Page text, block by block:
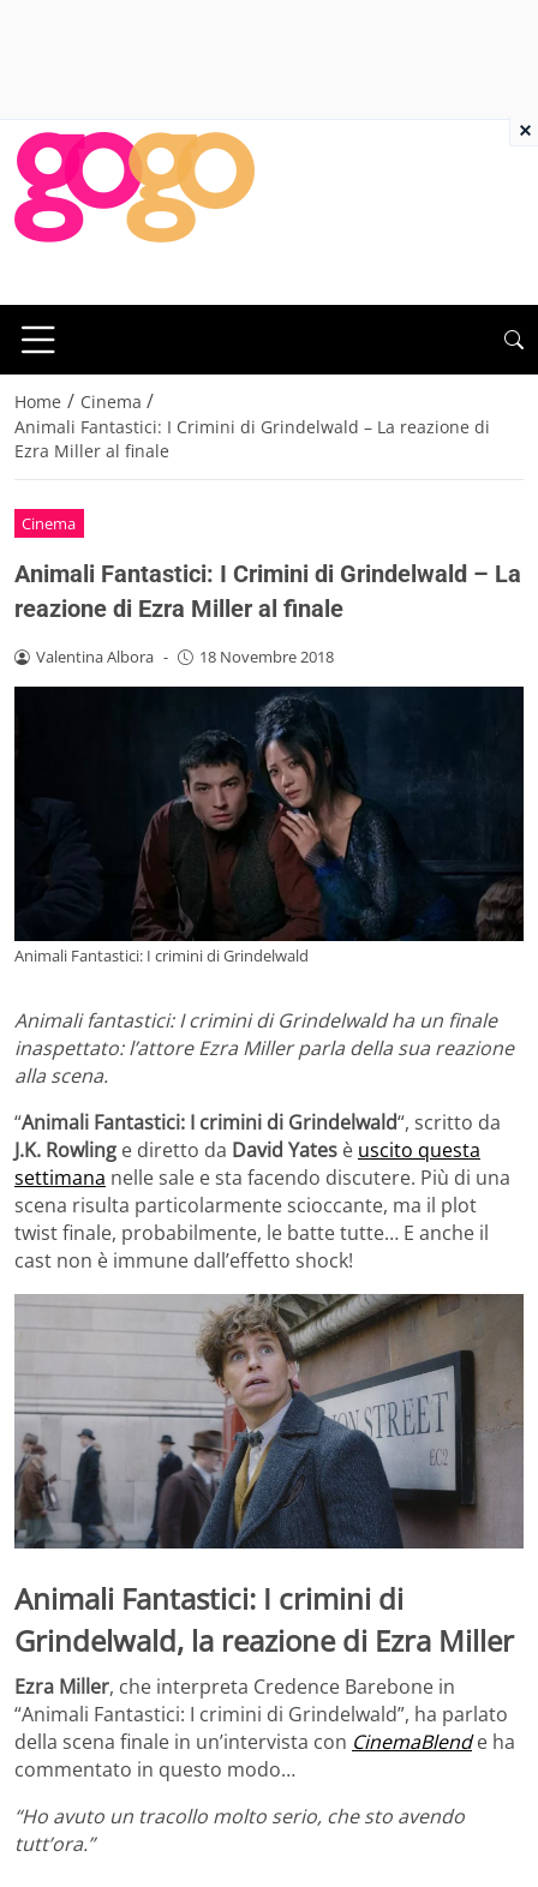
Home / Cinema /
Animali Fantastici: I Crimini di Grindelwald – La reazione di
Ezra Miller al finale
Cinema
Animali Fantastici: I Crimini di Grindelwald – La
reazione di Ezra Miller al finale
Valentina Albora - 18 Novembre 2018
Animali Fantastici: I crimini di Grindelwald
Animali fantastici: I crimini di Grindelwald ha un finale
inaspettato: l’attore Ezra Miller parla della sua reazione
alla scena.
“Animali Fantastici: I crimini di Grindelwald“, scritto da
J.K. Rowling e diretto da David Yates è uscito questa
settimana nelle sale e sta facendo discutere. Più di una
scena risulta particolarmente scioccante, ma il plot
twist finale, probabilmente, le batte tutte… E anche il
cast non è immune dall’effetto shock!
Animali Fantastici: I crimini di
Grindelwald, la reazione di Ezra Miller
Ezra Miller, che interpreta Credence Barebone in
“Animali Fantastici: I crimini di Grindelwald”, ha parlato
della scena finale in un’intervista con CinemaBlende ha
commentato in questo modo…
“Ho avuto un tracollo molto serio, che sto avendo
tutt’ora.”
×